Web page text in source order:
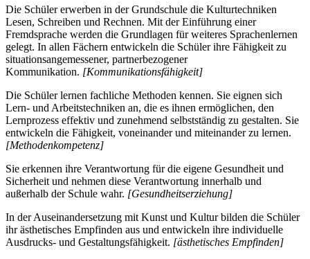
Die Schüler erwerben in der Grundschule die Kulturtechniken
Lesen, Schreiben und Rechnen. Mit der Einführung einer
Fremdsprache werden die Grundlagen für weiteres Sprachenlernen
gelegt. In allen Fächern entwickeln die Schüler ihre Fähigkeit zu
situationsangemessener, partnerbezogener
Kommunikation. [Kommunikationsfähigkeit]
Die Schüler lernen fachliche Methoden kennen. Sie eignen sich
Lern- und Arbeitstechniken an, die es ihnen ermöglichen, den
Lernprozess effektiv und zunehmend selbstständig zu gestalten. Sie
entwickeln die Fähigkeit, voneinander und miteinander zu lernen.
[Methodenkompetenz]
Sie erkennen ihre Verantwortung für die eigene Gesundheit und
Sicherheit und nehmen diese Verantwortung innerhalb und
außerhalb der Schule wahr. [Gesundheitserziehung]
In der Auseinandersetzung mit Kunst und Kultur bilden die Schüler
ihr ästhetisches Empfinden aus und entwickeln ihre individuelle
Ausdrucks- und Gestaltungsfähigkeit. [ästhetisches Empfinden]